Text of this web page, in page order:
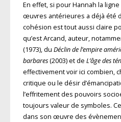
En effet, si pour Hannah la
œuvres antérieures a déjà été
cohésion est tout aussi claire
qu’est Arcand, auteur,
(1973), du Déclin de l’empire
barbares(2003) et de L’âge des
effectivement voir ici combien,
critique ou le désir
l’effritement des pouvoirs
toujours valeur de symboles.
dans son œuvre des